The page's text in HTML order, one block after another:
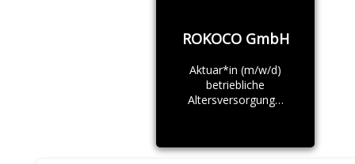
ROKOCO GmbH
Aktuar*in (m/w/d)
betriebliche
Altersversorgung…